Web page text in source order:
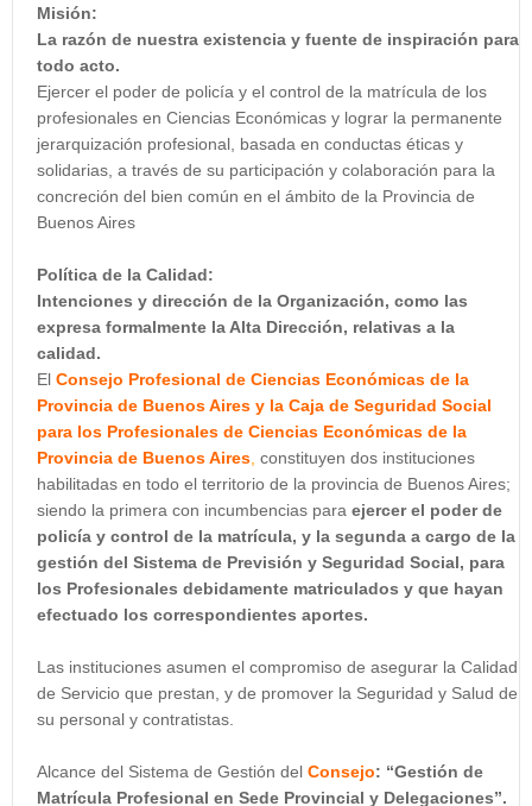
Misión:
La razón de nuestra existencia y fuente de inspiración para
todo acto.
Ejercer el poder de policía y el control de la matrícula de los
profesionales en Ciencias Económicas y lograr la permanente
jerarquización profesional, basada en conductas éticas y
solidarias, a través de su participación y colaboración para la
concreción del bien común en el ámbito de la Provincia de
Buenos Aires
Política de la Calidad:
Intenciones y dirección de la Organización, como las
expresa formalmente la Alta Dirección, relativas a la
calidad.
El Consejo Profesional de Ciencias Económicas de la
Provincia de Buenos Aires y la Caja de Seguridad Social
para los Profesionales de Ciencias Económicas de la
Provincia de Buenos Aires constituyen dos instituciones
habilitadas en todo el territorio de la provincia de Buenos Aires;
siendo la primera con incumbencias para ejercer el poder de
policía y control de la matrícula, y la segunda a cargo de la
gestión del Sistema de Previsión y Seguridad Social, para
los Profesionales debidamente matriculados y que hayan
efectuado los correspondientes aportes.
Las instituciones asumen el compromiso de asegurar la Calidad
de Servicio que prestan, y de promover la Seguridad y Salud de
su personal y contratistas.
Alcance del Sistema de Gestión del Consejo: “Gestión de
Matrícula Profesional en Sede Provincial y Delegaciones”.